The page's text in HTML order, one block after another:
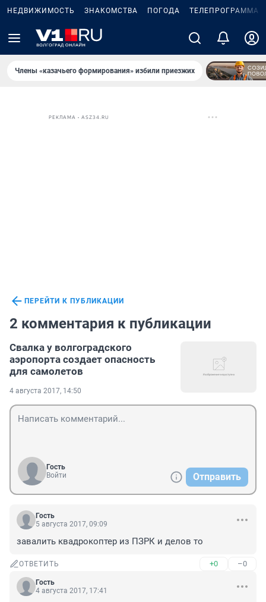
НЕДВИЖИМОСТЬ ЗНАКОМСТВА ПОГОДА ТЕЛЕПРОГРАММА
Члены «казачьего формирования» избили приезжих
РЕКЛАМА • ASZ34.RU
ПЕРЕЙТИ К ПУБЛИКАЦИИ
2 комментария к публикации
Свалка у волгоградского
аэропорта создает опасность
для самолетов
4 августа 2017, 14:50
Гость
Войти
Отправить
Гость
5 августа 2017, 09:09
завалить квадрокоптер из ПЗРК и делов то
ОТВЕТИТЬ +0 –0
Гость
4 августа 2017, 17:41